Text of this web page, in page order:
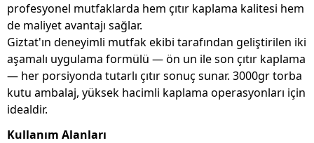
profesyonel mutfaklarda hem çıtır kaplama kalitesi hem
de maliyet avantajı sağlar.
Giztat'ın deneyimli mutfak ekibi tarafından geliştirilen iki
aşamalı uygulama formülü — ön un ile son çıtır kaplama
— her porsiyonda tutarlı çıtır sonuç sunar. 3000gr torba
kutu ambalaj, yüksek hacimli kaplama operasyonları için
idealdir.
Kullanım Alanları